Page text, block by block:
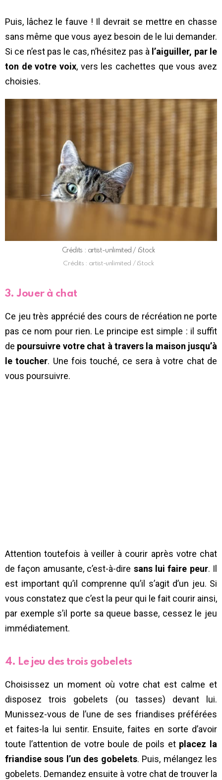
Puis, lâchez le fauve ! Il devrait se mettre en chasse
sans même que vous ayez besoin de le lui demander.
Si ce n’est pas le cas, n’hésitez pas à l’aiguiller, par le
ton de votre voix, vers les cachettes que vous avez
choisies.
Crédits : artist-unlimited / iStock
Crédits : artist-unlimited / iStock
3. Jouer à chat
Ce jeu très apprécié des cours de récréation ne porte
pas ce nom pour rien. Le principe est simple : il suffit
de poursuivre votre chat à travers la maison jusqu’à
le toucher. Une fois touché, ce sera à votre chat de
vous poursuivre.
Attention toutefois à veiller à courir après votre chat
de façon amusante, c’est-à-dire sans lui faire peur. Il
est important qu’il comprenne qu’il s’agit d’un jeu. Si
vous constatez que c’est la peur qui le fait courir ainsi,
par exemple s’il porte sa queue basse, cessez le jeu
immédiatement.
4. Le jeu des trois gobelets
Choisissez un moment où votre chat est calme et
disposez trois gobelets (ou tasses) devant lui.
Munissez-vous de l’une de ses friandises préférées
et faites-la lui sentir. Ensuite, faites en sorte d’avoir
toute l’attention de votre boule de poils et placez la
friandise sous l’un des gobelets. Puis, mélangez les
gobelets. Demandez ensuite à votre chat de trouver la